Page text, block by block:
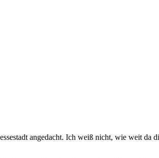
angedacht. Ich weiß nicht, wie weit da